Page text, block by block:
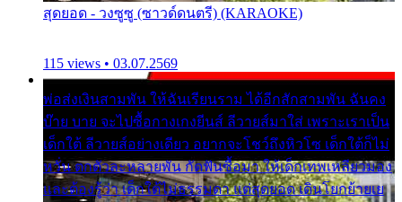
สุดยอด - วงซูซู (ซาวด์ดนตรี) (KARAOKE)
115 views • 03.07.2569
พ่อส่งเงินสามพัน ให้ฉันเรียนราม ได้อีกสักสามพัน ฉันคง
บ๊าย บาย จะไปซื้อกางเกงยีนส์ ลีวายส์มาใส่ เพราะเราเป็น
เด็กใต้ ลีวายส์อย่างเดียว อยากจะโชว์ถึงหิวโซ เด็กใต้ก็ไม่
หวั่น ตกตัวละหลายพัน กัดฟันซื้อมา ให้เด็กเทพเหลียวมอง
และต้องรู้ว่า เด็กใต้ไม่ธรรมดา แต่สุดยอด เดินโยกย้ายเย